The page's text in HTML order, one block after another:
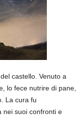
castello. Venuto a
lo fece nutrire di pane,
La cura fu
nei suoi confronti e